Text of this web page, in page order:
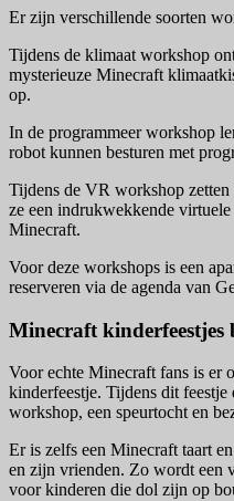
Er zijn verschillende soorten
Tijdens de klimaat workshop
mysterieuze Minecraft
op.
In de programmeer workshop
robot kunnen besturen met
Tijdens de VR workshop
ze een indrukwekkende
Minecraft.
Voor deze workshops is een
reserveren via de agenda van
Minecraft kinderfeestjes
Voor echte Minecraft fans is er
kinderfeestje. Tijdens dit
workshop, een speurtocht en
Er is zelfs een Minecraft taart
en zijn vrienden. Zo wordt een
voor kinderen die dol zijn op